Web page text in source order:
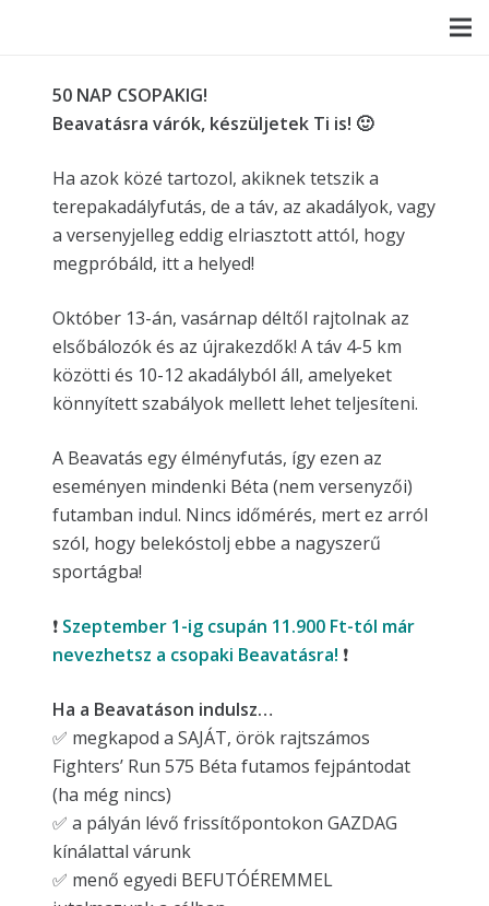
50 NAP CSOPAKIG!
Beavatásra várók, készüljetek Ti is! 🙂
Ha azok közé tartozol, akiknek tetszik a
terepakadályfutás, de a táv, az akadályok, vagy
a versenyjelleg eddig elriasztott attól, hogy
megpróbáld, itt a helyed!
Október 13-án, vasárnap déltől rajtolnak az
elsőbálozók és az újrakezdők! A táv 4-5 km
közötti és 10-12 akadályból áll, amelyeket
könnyített szabályok mellett lehet teljesíteni.
A Beavatás egy élményfutás, így ezen az
eseményen mindenki Béta (nem versenyzői)
futamban indul. Nincs időmérés, mert ez arról
szól, hogy belekóstolj ebbe a nagyszerű
sportágba!
❗ Szeptember 1-ig csupán 11.900 Ft-tól már
nevezhetsz a csopaki Beavatásra! ❗
Ha a Beavatáson indulsz…
✅ megkapod a SAJÁT, örök rajtszámos
Fighters’ Run 575 Béta futamos fejpántodat
(ha még nincs)
✅ a pályán lévő frissítőpontokon GAZDAG
kínálattal várunk
✅ menő egyedi BEFUTÓÉREMMEL